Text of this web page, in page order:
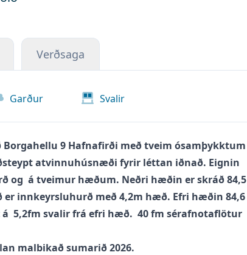
Verðsaga
Garður Svalir
9 Hafnafirði með tveim ósamþykktum
atvinnuhúsnæði fyrir léttan iðnað. Eignin
og  á tveimur hæðum. Neðri hæðin er skráð 84,5
innkeyrsluhurð með 4,2m hæð. Efri hæðin 84,6
5,2fm svalir frá efri hæð.  40 fm sérafnotaflötur
malbikað sumarið 2026.